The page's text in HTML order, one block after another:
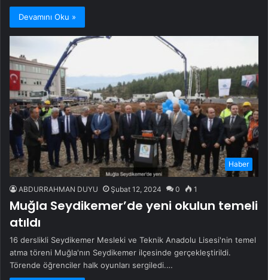
Devamını Oku »
Haber
ABDURRAHMAN DUYU Şubat 12, 2024 0 1
Muğla Seydikemer’de yeni okulun temeli
atıldı
16 derslikli Seydikemer Mesleki ve Teknik Anadolu Lisesi'nin temel
atma töreni Muğla'nın Seydikemer ilçesinde gerçekleştirildi.
Törende öğrenciler halk oyunları sergiledi.…